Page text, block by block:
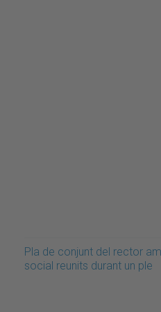
Pla de conjunt del rector
social reunits durant un ple